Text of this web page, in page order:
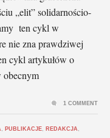
„elit” solidarnościo-
ten cykl w
nie zna prawdziwej
cykl artykułów o
obecnym
PUBLIKACJE REDAKCJA
1 COMMENT